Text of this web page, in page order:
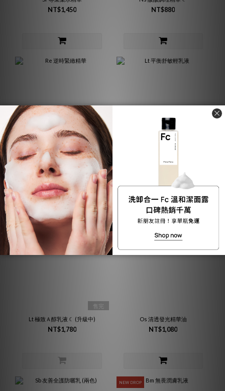
NT$1,450 NT$880
Re 逆時緊緻精華
NT$1,450
售完
Lt 極致Ａ醇乳液 ☾ (升級中)
NT$1,780
Os 清透發光精華油
NT$1,080
NEW DROP